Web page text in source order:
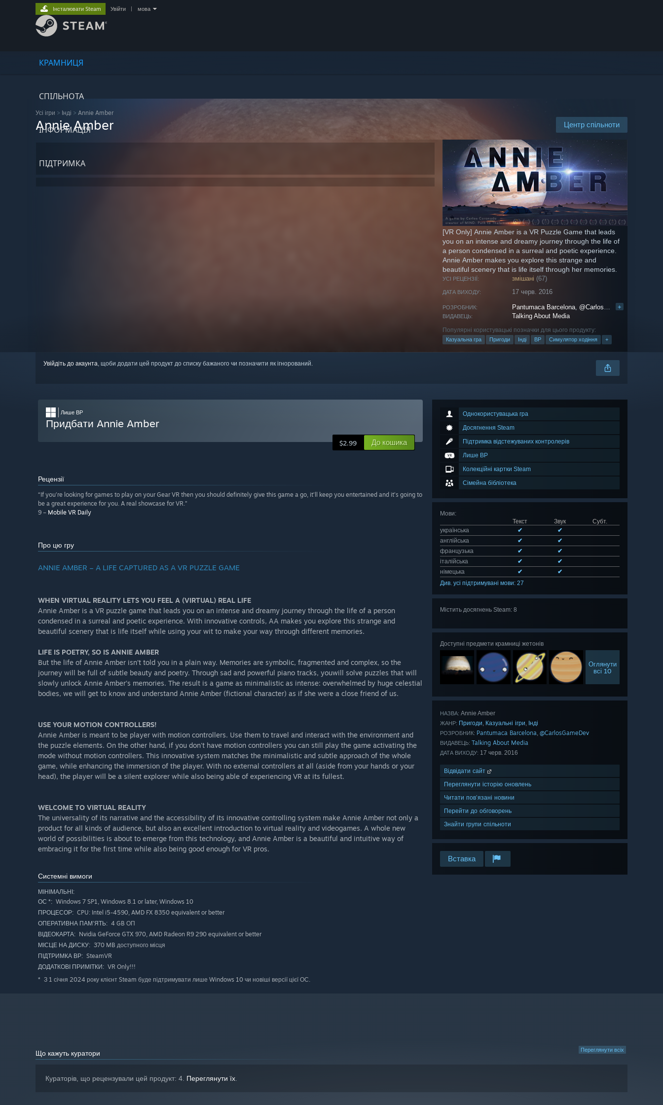
КРАМНИЦЯ
СПІЛЬНОТА
ІНФОРМАЦІЯ
ПІДТРИМКА
Інсталювати Steam Увійти мова
Усі ігри > Інді > Annie Amber
Центр спільноти
Annie Amber
[VR Only] Annie Amber is a VR Puzzle Game that leads
you on an intense and dreamy journey through the life of
a person condensed in a surreal and poetic experience.
Annie Amber makes you explore this strange and
beautiful scenery that is life itself through her memories.
УСІ РЕЦЕНЗІЇ: змішані (67)
ДАТА ВИХОДУ: 17 черв. 2016
РОЗРОБНИК: Pantumaca Barcelona, @CarlosGameDev +
ВИДАВЕЦЬ: Talking About Media
Популярні користувацькі позначки для цього продукту:
Казуальна гра Пригоди Інді ВР Симулятор ходіння +
Увійдіть до акаунта, щоби додати цей продукт до списку бажаного чи позначити як ігнорований.
Однокористувацька гра
Досягнення Steam
Підтримка відстежуваних контролерів
Лише ВР
Колекційні картки Steam
Сімейна бібліотека
Мови:
Текст
Звук
Субт.
українська
✔
✔
англійська
✔
✔
французька
✔
✔
італійська
✔
✔
німецька
✔
✔
Див. усі підтримувані мови: 27
Містить досягнень Steam: 8
Доступні предмети крамниці жетонів
Оглянути
всі 10
НАЗВА: Annie Amber
ЖАНР: Пригоди, Казуальні ігри, Інді
РОЗРОБНИК: Pantumaca Barcelona, @CarlosGameDev
ВИДАВЕЦЬ: Talking About Media
ДАТА ВИХОДУ: 17 черв. 2016
Відвідати сайт
Переглянути історію оновлень
Читати пов’язані новини
Перейти до обговорень
Знайти групи спільноти
Вставка
Лише ВР
Придбати Annie Amber
$2.99 До кошика
Рецензії
“If you’re looking for games to play on your Gear VR then you should definitely give this game a go, it’ll keep you entertained and it’s going to
be a great experience for you. A real showcase for VR.”
9 – Mobile VR Daily
Про цю гру
ANNIE AMBER – A LIFE CAPTURED AS A VR PUZZLE GAME
WHEN VIRTUAL REALITY LETS YOU FEEL A (VIRTUAL) REAL LIFE
Annie Amber is a VR puzzle game that leads you on an intense and dreamy journey through the life of a person
condensed in a surreal and poetic experience. With innovative controls, AA makes you explore this strange and
beautiful scenery that is life itself while using your wit to make your way through different memories.
LIFE IS POETRY, SO IS ANNIE AMBER
But the life of Annie Amber isn’t told you in a plain way. Memories are symbolic, fragmented and complex, so the
journey will be full of subtle beauty and poetry. Through sad and powerful piano tracks, youwill solve puzzles that will
slowly unlock Annie Amber’s memories. The result is a game as minimalistic as intense: overwhelmed by huge celestial
bodies, we will get to know and understand Annie Amber (fictional character) as if she were a close friend of us.
USE YOUR MOTION CONTROLLERS!
Annie Amber is meant to be player with motion controllers. Use them to travel and interact with the environment and
the puzzle elements. On the other hand, if you don't have motion controllers you can still play the game activating the
mode without motion controllers. This innovative system matches the minimalistic and subtle approach of the whole
game, while enhancing the immersion of the player. With no external controllers at all (aside from your hands or your
head), the player will be a silent explorer while also being able of experiencing VR at its fullest.
WELCOME TO VIRTUAL REALITY
The universality of its narrative and the accessibility of its innovative controlling system make Annie Amber not only a
product for all kinds of audience, but also an excellent introduction to virtual reality and videogames. A whole new
world of possibilities is about to emerge from this technology, and Annie Amber is a beautiful and intuitive way of
embracing it for the first time while also being good enough for VR pros.
Системні вимоги
МІНІМАЛЬНІ:
ОС *: Windows 7 SP1, Windows 8.1 or later, Windows 10
ПРОЦЕСОР: CPU: Intel i5-4590, AMD FX 8350 equivalent or better
ОПЕРАТИВНА ПАМ’ЯТЬ: 4 GB ОП
ВІДЕОКАРТА: Nvidia GeForce GTX 970, AMD Radeon R9 290 equivalent or better
МІСЦЕ НА ДИСКУ: 370 MB доступного місця
ПІДТРИМКА ВР: SteamVR
ДОДАТКОВІ ПРИМІТКИ: VR Only!!!
* З 1 січня 2024 року клієнт Steam буде підтримувати лише Windows 10 чи новіші версії цієї ОС.
Переглянути всіх
Що кажуть куратори
Кураторів, що рецензували цей продукт: 4. Переглянути їх.